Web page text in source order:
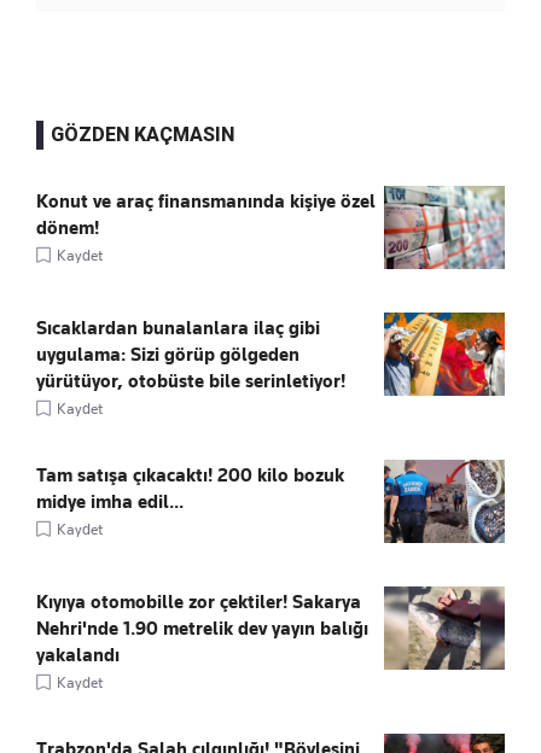
GÖZDEN KAÇMASIN
Konut ve araç finansmanında kişiye özel
dönem!
Kaydet
Sıcaklardan bunalanlara ilaç gibi
uygulama: Sizi görüp gölgeden
yürütüyor, otobüste bile serinletiyor!
Kaydet
Tam satışa çıkacaktı! 200 kilo bozuk
midye imha edil...
Kaydet
Kıyıya otomobille zor çektiler! Sakarya
Nehri'nde 1.90 metrelik dev yayın balığı
yakalandı
Kaydet